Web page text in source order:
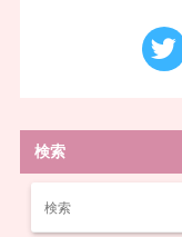
検索